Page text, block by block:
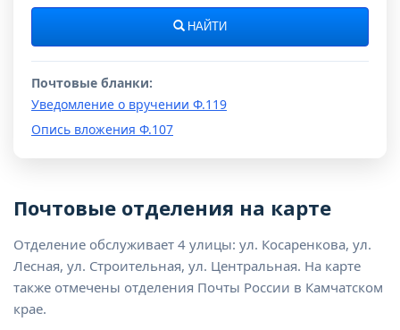
НАЙТИ
Почтовые бланки:
Уведомление о вручении Ф.119
Опись вложения Ф.107
Почтовые отделения на карте
Отделение обслуживает 4 улицы: ул. Косаренкова, ул.
Лесная, ул. Строительная, ул. Центральная. На карте
также отмечены отделения Почты России в Камчатском
крае.